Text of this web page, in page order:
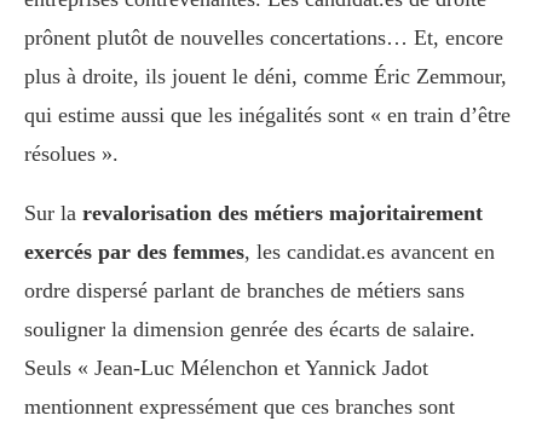
prônent plutôt de nouvelles concertations… Et, encore
plus à droite, ils jouent le déni, comme Éric Zemmour,
qui estime aussi que les inégalités sont « en train d’être
résolues ».
Sur la revalorisation des métiers majoritairement
exercés par des femmes, les candidat.es avancent en
ordre dispersé parlant de branches de métiers sans
souligner la dimension genrée des écarts de salaire.
Seuls « Jean-Luc Mélenchon et Yannick Jadot
mentionnent expressément que ces branches sont